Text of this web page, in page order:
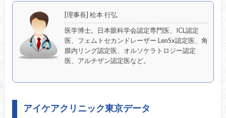
[理事長] 松本 行弘
医学博士。日本眼科学会認定専門医、ICL認定
医、フェムトセカンドレーザー LenSx認定医、角
膜内リング認定医、オルソケラトロジー認定
医、アルチザン認定医など。
アイケアクリニック東京データ